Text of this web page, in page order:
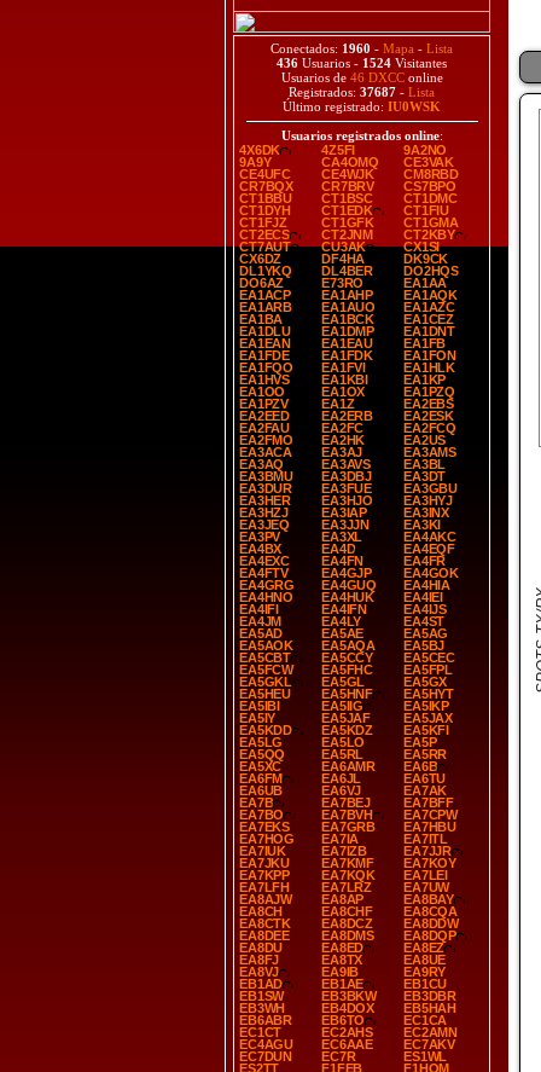
Conectados: 1960 - Mapa - Lista
436 Usuarios - 1524 Visitantes
Usuarios de 46 DXCConline
Registrados: 37687 - Lista
Último registrado: IU0WSK
Usuarios registrados online:
4X6DK
4Z5FI
9A2NO
9A9Y
CA4OMQ
CE3VAK
CE4UFC
CE4WJK
CM8RBD
CR7BQX
CR7BRV
CS7BPO
CT1BBU
CT1BSC
CT1DMC
CT1DYH
CT1EDK
CT1FIU
CT1FJZ
CT1GFK
CT1GMA
CT2ECS
CT2JNM
CT2KBY
CT7AUT
CU3AK
CX1SI
CX6DZ
DF4HA
DK9CK
DL1YKQ
DL4BER
DO2HQS
DO6AZ
E73RO
EA1AA
EA1ACP
EA1AHP
EA1AQK
EA1ARB
EA1AUO
EA1AZC
EA1BA
EA1BCK
EA1CEZ
EA1DLU
EA1DMP
EA1DNT
EA1EAN
EA1EAU
EA1FB
EA1FDE
EA1FDK
EA1FON
EA1FQO
EA1FVI
EA1HLK
EA1HVS
EA1KBI
EA1KP
EA1OO
EA1OX
EA1PZQ
EA1PZV
EA1Z
EA2EBS
EA2EED
EA2ERB
EA2ESK
EA2FAU
EA2FC
EA2FCQ
EA2FMO
EA2HK
EA2US
EA3ACA
EA3AJ
EA3AMS
EA3AQ
EA3AVS
EA3BL
EA3BMU
EA3DBJ
EA3DT
EA3DUR
EA3FUE
EA3GBU
EA3HER
EA3HJO
EA3HYJ
EA3HZJ
EA3IAP
EA3INX
EA3JEQ
EA3JJN
EA3KI
EA3PV
EA3XL
EA4AKC
EA4BX
EA4D
EA4EQF
EA4EXC
EA4FN
EA4FR
EA4FTV
EA4GJP
EA4GOK
EA4GRG
EA4GUQ
EA4HIA
EA4HNO
EA4HUK
EA4IEI
EA4IFI
EA4IFN
EA4IJS
EA4JM
EA4LY
EA4ST
EA5AD
EA5AE
EA5AG
EA5AOK
EA5AQA
EA5BJ
EA5CBT
EA5CCY
EA5CEC
EA5FCW
EA5FHC
EA5FPL
EA5GKL
EA5GL
EA5GX
EA5HEU
EA5HNF
EA5HYT
EA5IBI
EA5IIG
EA5IKP
EA5IY
EA5JAF
EA5JAX
EA5KDD
EA5KDZ
EA5KFI
EA5LG
EA5LO
EA5P
EA5QQ
EA5RL
EA5RR
EA5XC
EA6AMR
EA6B
EA6FM
EA6JL
EA6TU
EA6UB
EA6VJ
EA7AK
EA7B
EA7BEJ
EA7BFF
EA7BO
EA7BVH
EA7CPW
EA7EKS
EA7GRB
EA7HBU
EA7HOG
EA7IA
EA7ITL
EA7IUK
EA7IZB
EA7JJR
EA7JKU
EA7KMF
EA7KOY
EA7KPP
EA7KQK
EA7LEI
EA7LFH
EA7LRZ
EA7UW
EA8AJW
EA8AP
EA8BAY
EA8CH
EA8CHF
EA8CQA
EA8CTK
EA8DCZ
EA8DDW
EA8DEE
EA8DMS
EA8DQP
EA8DU
EA8ED
EA8EZ
EA8FJ
EA8TX
EA8UE
EA8VJ
EA9IB
EA9RY
EB1AD
EB1AE
EB1CU
EB1SW
EB3BKW
EB3DBR
EB3WH
EB4DOX
EB5HAH
EB6ABR
EB6TO
EC1CA
EC1CT
EC2AHS
EC2AMN
EC4AGU
EC6AAE
EC7AKV
EC7DUN
EC7R
ES1WL
ES2TT
F1FEB
F1HOM